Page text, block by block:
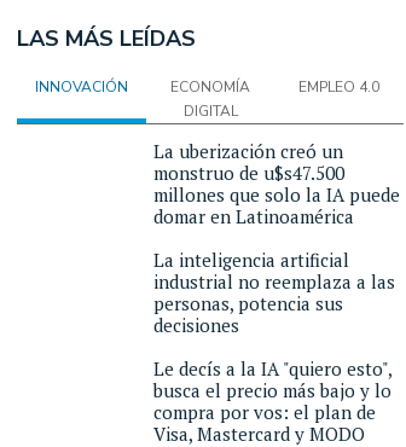
LAS MÁS LEÍDAS
INNOVACIÓN
ECONOMÍA
DIGITAL
EMPLEO 4.0
La uberización creó un
monstruo de u$s47.500
millones que solo la IA puede
domar en Latinoamérica
La inteligencia artificial
industrial no reemplaza a las
personas, potencia sus
decisiones
Le decís a la IA "quiero esto",
busca el precio más bajo y lo
compra por vos: el plan de
Visa, Mastercard y MODO